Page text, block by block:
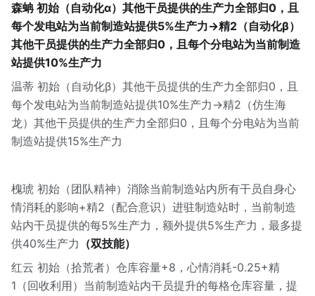
森蚺 初始（自动化α）其他干员提供的生产力全部归0，且
每个发电站为当前制造站提供5%生产力→精2（自动化β）
其他干员提供的生产力全部归0，且每个分电站为当前制造
站提供10%生产力
温蒂 初始（自动化β）其他干员提供的生产力全部归0，且
每个发电站为当前制造站提供10%生产力→精2（仿生海
龙）其他干员提供的生产力全部归0，且每个分电站为当前
制造站提供15%生产力
槐琥 初始（团队精神）消除当前制造站内所有干员自身心
情消耗的影响+精2（配合意识）进驻制造站时，当前制造
站内干员提供的每5%生产力，额外提供5%生产力，最多提
供40%生产力 （双技能）
红云 初始（拾荒者）仓库容量+8，心情消耗-0.25+精
1（回收利用）当前制造站内干员提升的每格仓库容量，提